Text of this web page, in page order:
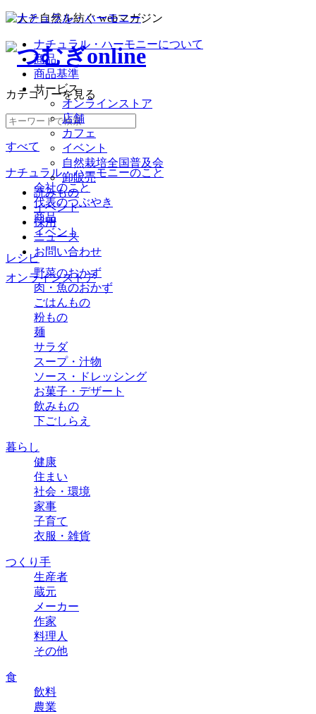
ナチュラル・ハーモニーについて
商品
商品基準
サービス
オンラインストア
店舗
カフェ
イベント
自然栽培全国普及会
卸販売
読みもの
イベント
採用
ニュース
お問い合わせ
オンラインストア
カテゴリーを見る
すべて
ナチュラル・ハーモニーのこと
会社のこと
代表のつぶやき
商品
イベント
レシピ
野菜のおかず
肉・魚のおかず
ごはんもの
粉もの
麺
サラダ
スープ・汁物
ソース・ドレッシング
お菓子・デザート
飲みもの
下ごしらえ
暮らし
健康
住まい
社会・環境
家事
子育て
衣服・雑貨
つくり手
生産者
蔵元
メーカー
作家
料理人
その他
食
飲料
農業